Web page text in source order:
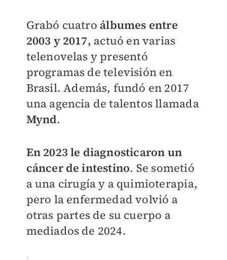
Grabó cuatro álbumes entre
2003 y 2017, actuó en varias
telenovelas y presentó
programas de televisión en
Brasil. Además, fundó en 2017
una agencia de talentos llamada
Mynd.
En 2023 le diagnosticaron un
cáncer de intestino. Se sometió
a una cirugía y a quimioterapia,
pero la enfermedad volvió a
otras partes de su cuerpo a
mediados de 2024.